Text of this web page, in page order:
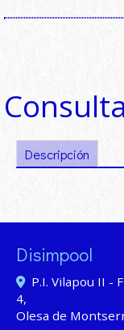
Descripción
Disimpool
P.I. Vilapou II -
4,
Olesa de